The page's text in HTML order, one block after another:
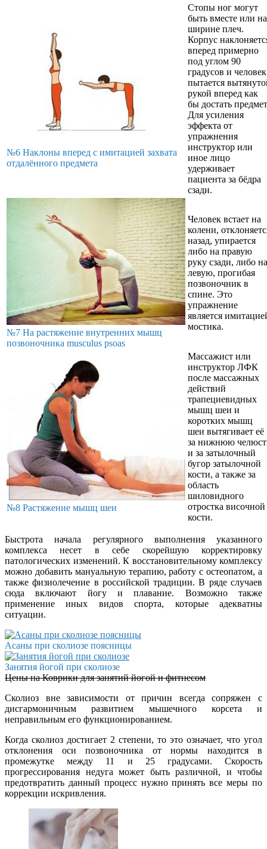
№6 Наклоны вперед с имитацией захвата
отдалённого предмета
Стопы ног могут
быть вместе или на
ширине плеч.
Корпус
вперед примерно
под углом 90
градусов и человек
пытается
рукой вперед как
бы достать
Для усиления
эффекта от
упражнения
инструктор или
иное лицо
удерживает
пациента за бёдра
сзади.
№7 На растяжение внутренних мышц
позвоночника musculus psoas
Человек встает на
колени,
назад, упирается
либо на правую
руку сзади, либо на
левую, прогибая
позвоночник в
спине. Это
упражнение
является
мостика.
№8 Растяжение мышц шеи
Массажист или
инструктор ЛФК
после массажных
действий
трапециевидных
мышц шеи и
коротких мышц
шеи вытягивает её
за нижнюю
и за затылочный
бугор затылочной
кости, а также за
область
шиловидного
отростка височной
кости.
Быстрота начала регулярного выполнения указанного
комплекса несет в себе скорейшую корректировку
патологических изменений. К восстановительному комплексу
можно добавить мануальную терапию, работу с остеопатом, а
также физиолечение в российской традиции. В ряде случаев
сюда включают йогу и плавание. Возможно также
применение иных видов спорта, которые адекватны
ситуации.
Асаны при сколиозе поясницы
Занятия йогой при сколиозе
Цены на Коврики для занятий йогой и фитнесом
Сколиоз вне зависимости от причин всегда сопряжен с
дисгармоничным развитием мышечного корсета и
неправильным его функционированием.
Когда сколиоз достигает 2 степени, то это означает, что угол
отклонения оси позвоночника от нормы находится в
промежутке между 11 и 25 градусами. Скорость
прогрессирования недуга может быть различной, и чтобы
предотвратить данный процесс нужно принять все меры по
коррекции искривления.